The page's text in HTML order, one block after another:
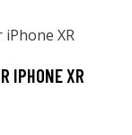
IPHONE XR